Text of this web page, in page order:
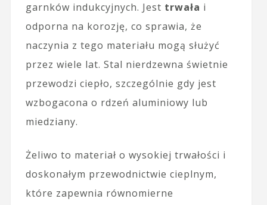
garnków indukcyjnych. Jest trwała i
odporna na korozję, co sprawia, że
naczynia z tego materiału mogą służyć
przez wiele lat. Stal nierdzewna świetnie
przewodzi ciepło, szczególnie gdy jest
wzbogacona o rdzeń aluminiowy lub
miedziany.
Żeliwo to materiał o wysokiej trwałości i
doskonałym przewodnictwie cieplnym,
które zapewnia równomierne